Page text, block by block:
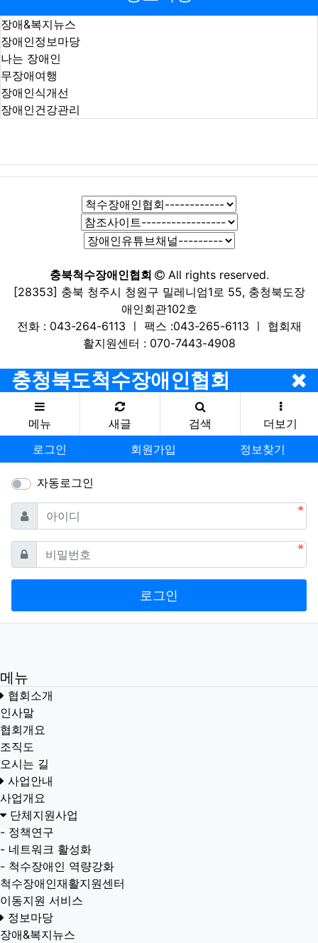
장애&복지뉴스
장애인정보마당
나는 장애인
무장애여행
장애인식개선
장애인건강관리
충북척수장애인협회
All rights reserved.
[28353] 충북 청주시 청원구 밀레니엄1로 55, 충청북도장
애인회관102호
전화 : 043-264-6113 ㅣ 팩스 :043-265-6113 ㅣ 협회재
활지원센터 : 070-7443-4908
충청북도척수장애인협회
메뉴 새글 검색
더보기
로그인
회원가입 정보찾기
자동로그인
아이디
필수
비밀번호필수
로그인
메뉴
협회소개
인사말
협회개요
조직도
오시는 길
사업안내
사업개요
단체지원사업
- 정책연구
- 네트워크 활성화
- 척수장애인 역량강화
척수장애인재활지원센터
이동지원 서비스
정보마당
장애&복지뉴스